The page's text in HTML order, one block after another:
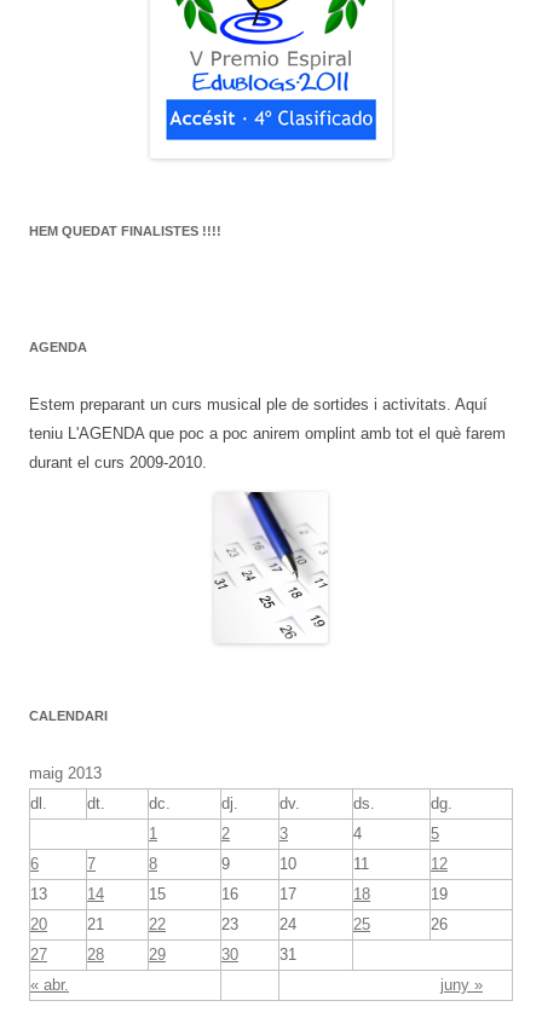
HEM QUEDAT FINALISTES !!!!
AGENDA
Estem preparant un curs musical ple de sortides i activitats. Aquí
teniu L'AGENDA que poc a poc anirem omplint amb tot el què farem
durant el curs 2009-2010.
CALENDARI
maig 2013
dl.
dt. dc. dj. dv. ds. dg.
« abr. juny »
1 2 3 4
5
6
7 8 9 10 11
12
13
14 15 16 17 18
19
20
21 22 23 24 25
26
27
28 29 30 31